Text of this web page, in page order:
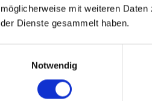
möglicherweise mit weiteren
der Dienste gesammelt haben.
Notwendig